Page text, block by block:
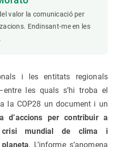
valor la comunicació per
Endinsant-me en les
i les entitats regionals
les quals s’hi troba el
la COP28 un document i un
d’accions per contribuir a
crisi mundial de clima i
. L’informe s’anomena